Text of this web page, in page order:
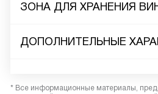
ЗОНА ДЛЯ ХРАНЕНИЯ
ДОПОЛНИТЕЛЬНЫЕ
* Все информационные материалы,